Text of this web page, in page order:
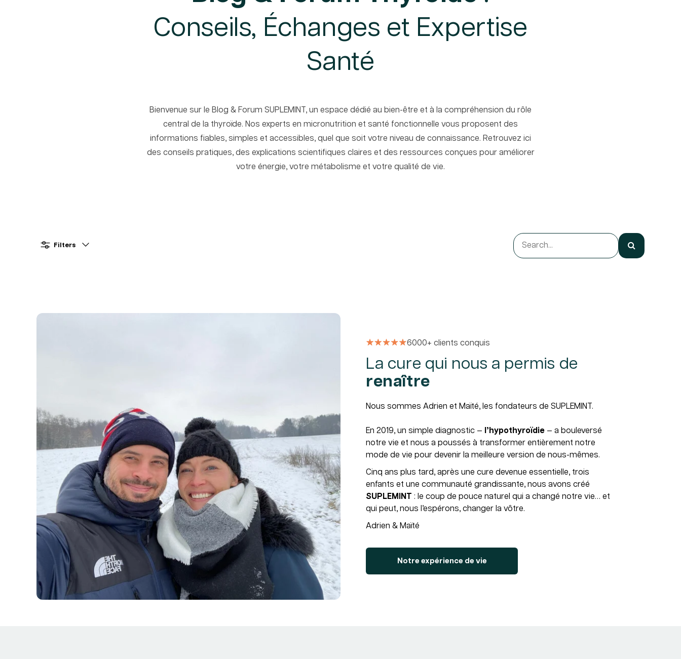
Conseils, Échanges et Expertise
Santé
Bienvenue sur le Blog & Forum SUPLEMINT, un espace dédié au bien-être et à la compréhension du rôle
central de la thyroïde. Nos experts en micronutrition et santé fonctionnelle vous proposent des
informations fiables, simples et accessibles, quel que soit votre niveau de connaissance. Retrouvez ici
des conseils pratiques, des explications scientifiques claires et des ressources conçues pour améliorer
votre énergie, votre métabolisme et votre qualité de vie.
Filters
6000+ clients conquis
La cure qui nous a permis de
renaître
Nous sommes Adrien et Maïté, les fondateurs de SUPLEMINT.
En 2019, un simple diagnostic — l’hypothyroïdie — a bouleversé
notre vie et nous a poussés à transformer entièrement notre
mode de vie pour devenir la meilleure version de nous-mêmes.
Cinq ans plus tard, après une cure devenue essentielle, trois
enfants et une communauté grandissante, nous avons créé
SUPLEMINT : le coup de pouce naturel qui a changé notre vie… et
qui peut, nous l’espérons, changer la vôtre.
Adrien & Maïté
Notre expérience de vie